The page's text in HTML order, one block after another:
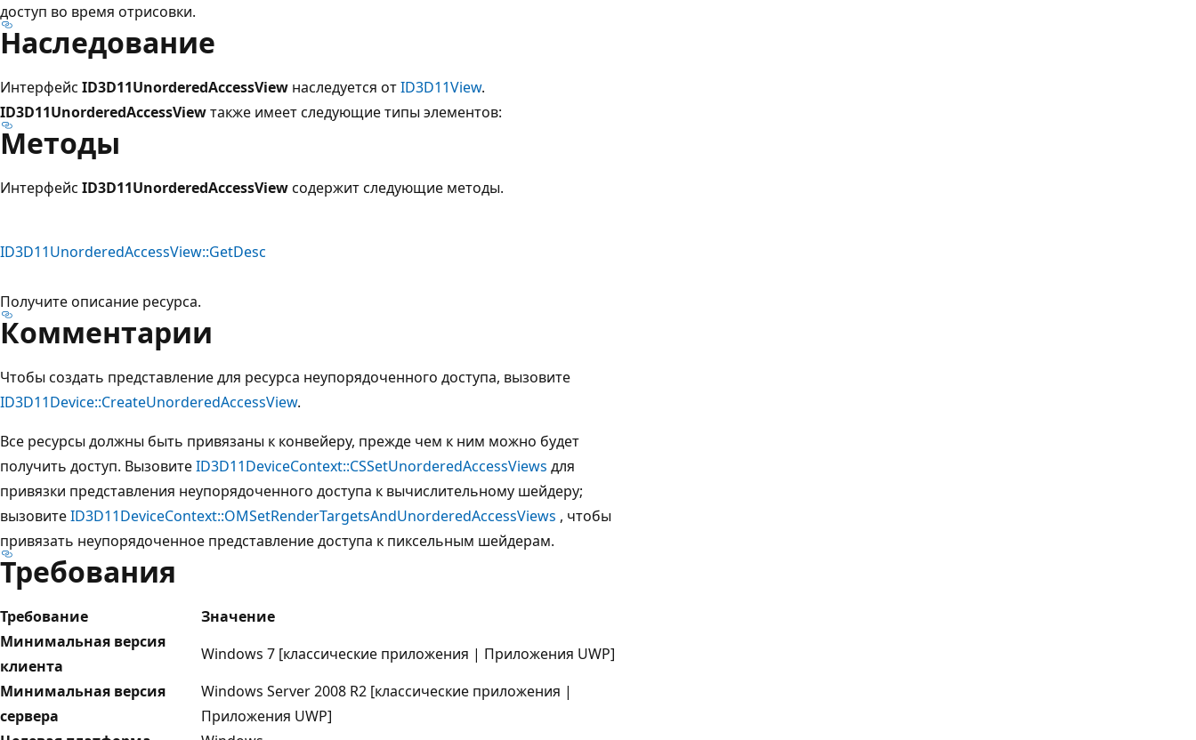
доступ во время отрисовки.
Наследование
Интерфейс ID3D11UnorderedAccessView наследуется отID3D11View.
ID3D11UnorderedAccessViewтакже имеет следующие типы элементов:
Методы
Интерфейс ID3D11UnorderedAccessViewсодержит следующие методы.
ID3D11UnorderedAccessView::GetDesc
Получите описание ресурса.
Комментарии
Чтобы создать представление для ресурса неупорядоченного доступа, вызовите
ID3D11Device::CreateUnorderedAccessView.
Все ресурсы должны быть привязаны к конвейеру, прежде чем к ним можно будет
получить доступ. ВызовитеID3D11DeviceContext::CSSetUnorderedAccessViews для
привязки представления неупорядоченного доступа к вычислительному шейдеру;
вызовитеID3D11DeviceContext::OMSetRenderTargetsAndUnorderedAccessViews , чтобы
привязать неупорядоченное представление доступа к пиксельным шейдерам.
Требования
Требование
Значение
Минимальная версия
клиента
Windows 7 [классические приложения | Приложения UWP]
Минимальная версия
сервера
Windows Server 2008 R2 [классические приложения |
Приложения UWP]